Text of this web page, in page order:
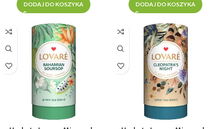
DODAJ DO KOSZYKA DODAJ DO KOSZYKA